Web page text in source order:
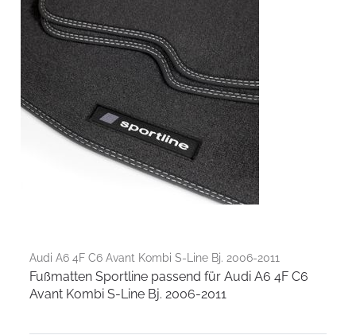
Audi A6 4F C6 Avant Kombi S-Line Bj. 2006-2011
Fußmatten Sportline passend für Audi A6 4F C6
Avant Kombi S-Line Bj. 2006-2011